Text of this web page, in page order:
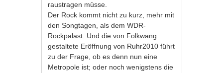
raustragen müsse.
Der Rock kommt nicht zu kurz, mehr mit
den Songtagen, als dem WDR-
Rockpalast. Und die von Folkwang
gestaltete Eröffnung von Ruhr2010 führt
zu der Frage, ob es denn nun eine
Metropole ist; oder noch wenigstens die